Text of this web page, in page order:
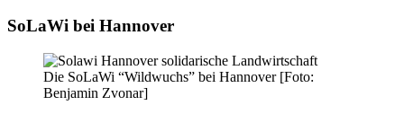
SoLaWi bei Hannover
Die SoLaWi “Wildwuchs” bei Hannover [Foto:
Benjamin Zvonar]